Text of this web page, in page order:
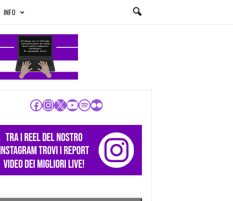
INFO
Facebook
Instagram
X YouTube
Spotify
Flickr